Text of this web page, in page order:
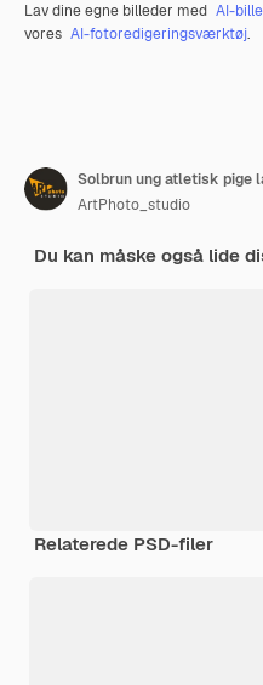
Lav dine egne billeder med AI-
vores AI-fotoredigeringsværktøj.
ArtPhoto_studio
Du kan måske også lide
Relaterede PSD-filer